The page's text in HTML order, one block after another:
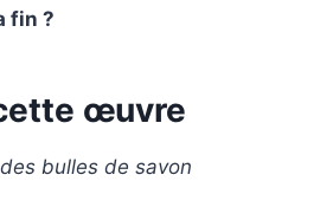
fin ?
œuvre
bulles de savon